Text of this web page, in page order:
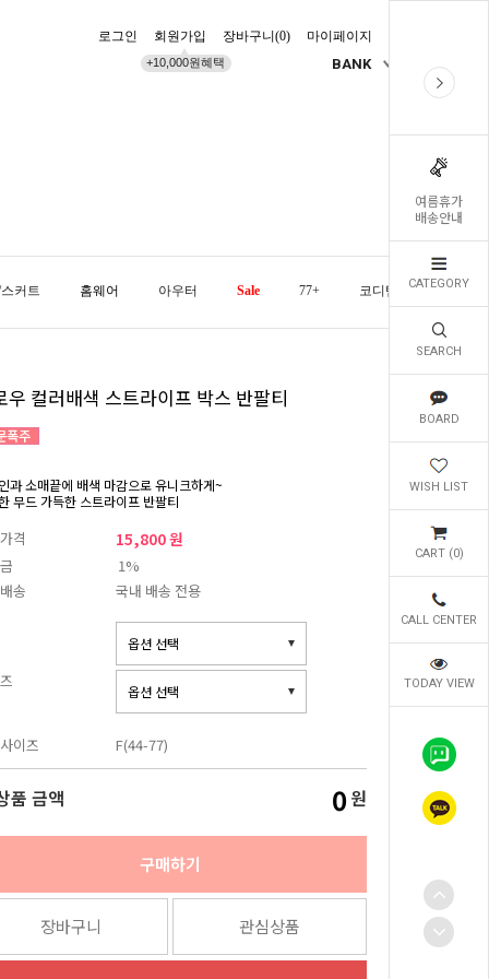
여름휴가
배송안내
CATEGORY
SEARCH
BOARD
WISH LIST
CART (0)
CALL CENTER
TODAY VIEW
로그인 회원가입
+10,000원혜택
장바구니(0) 마이페이지
BANK
커트 홈웨어 아우터 Sale 77+ 코디템 오늘발송
우 컬러배색 스트라이프 박스 반팔티
과 소매끝에 배색 마감으로 유니크하게~
무드 가득한 스트라이프 반팔티
격 15,800 원
1%
송
국내 배송 전용
이즈 F(44-77)
품 금액 0 원
구매하기
장바구니 관심상품